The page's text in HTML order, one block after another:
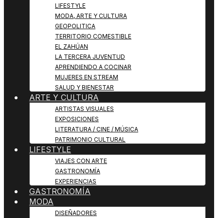
LIFESTYLE
MODA, ARTE Y CULTURA
GEOPOLITICA
TERRITORIO COMESTIBLE
EL ZAHÚAN
LA TERCERA JUVENTUD
APRENDIENDO A COCINAR
MUJERES EN STREAM
SALUD Y BIENESTAR
ARTE Y CULTURA
ARTISTAS VISUALES
EXPOSICIONES
LITERATURA / CINE / MÚSICA
PATRIMONIO CULTURAL
LIFESTYLE
VIAJES CON ARTE
GASTRONOMÍA
EXPERIENCIAS
GASTRONOMÍA
MODA
DISEÑADORES